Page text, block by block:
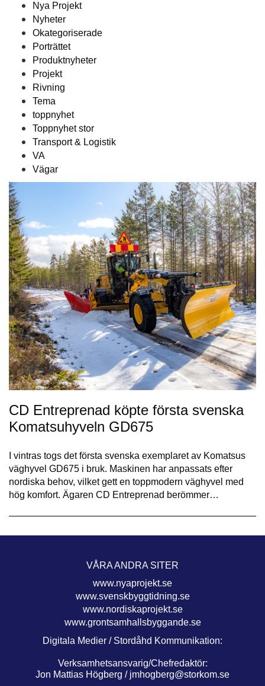
Nya Projekt
Nyheter
Okategoriserade
Porträttet
Produktnyheter
Projekt
Rivning
Tema
toppnyhet
Toppnyhet stor
Transport & Logistik
VA
Vägar
CD Entreprenad köpte första svenska
Komatsuhyveln GD675
I vintras togs det första svenska exemplaret av Komatsus
väghyvel GD675 i bruk. Maskinen har anpassats efter
nordiska behov, vilket gett en toppmodern väghyvel med
hög komfort. Ägaren CD Entreprenad berömmer…
VÅRA ANDRA SITER
www.nyaprojekt.se
www.svenskbyggtidning.se
www.nordiskaprojekt.se
www.grontsamhallsbyggande.se
Digitala Medier / Stordåhd Kommunikation:
Verksamhetsansvarig/Chefredaktör:
Jon Mattias Högberg / jmhogberg@storkom.se